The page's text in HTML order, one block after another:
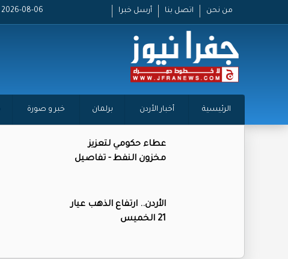
من نحن اتصل بنا أرسل خبرا 2026-08-06 - الخميس
الرئيسية أخبار الأردن برلمان خبر و صورة
عطاء حكومي لتعزيز
مخزون النفط - تفاصيل
الأردن.. ارتفاع الذهب عيار
21 الخميس